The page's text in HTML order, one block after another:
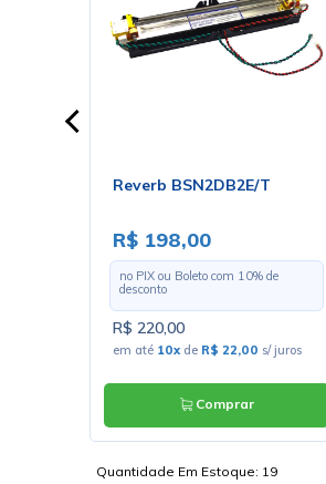
Reverb BSN2DB2E/T
R$ 198,00
no PIX ou Boleto com 10% de
desconto
R$ 220,00
em até 10xde R$ 22,00 s/ juros
Comprar
Quantidade Em Estoque: 19